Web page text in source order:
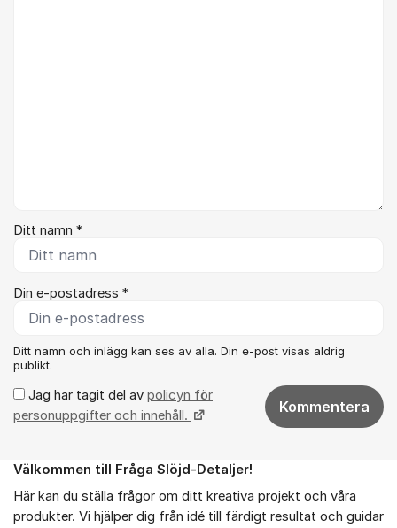
Ditt namn *
Din e-postadress *
Ditt namn och inlägg kan ses av alla. Din e-post visas aldrig
publikt.
Jag har tagit del av policyn för
personuppgifter och innehåll.
Kommentera
Om forumet
Välkommen till Fråga Slöjd-Detaljer!
Här kan du ställa frågor om ditt kreativa projekt och våra
produkter. Vi hjälper dig från idé till färdigt resultat och guidar